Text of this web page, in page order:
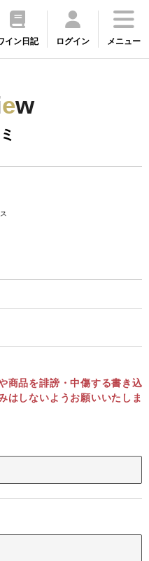
イン日記 ログイン メニュー
ew
商品を誹謗・中傷する書き込
はしないようお願いいたしま